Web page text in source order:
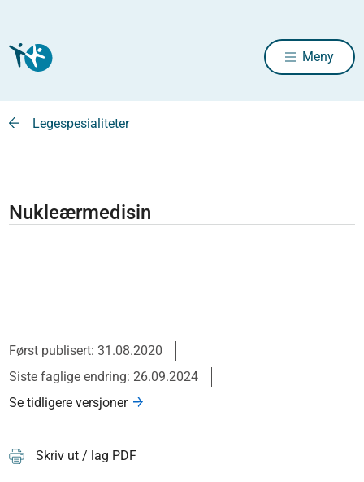
Meny
Legespesialiteter
Nukleærmedisin
Først publisert: 31.08.2020
Siste faglige endring: 26.09.2024
Se tidligere versjoner
Skriv ut / lag PDF